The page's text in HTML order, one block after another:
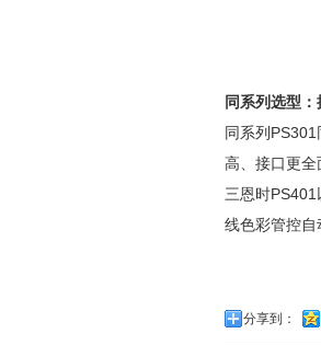
同系列选型
同系列
高、接口更
三恩时
线色彩管控
分享到：